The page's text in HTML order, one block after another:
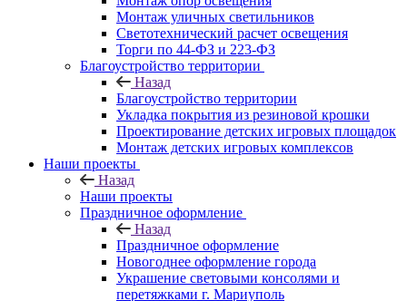
Монтаж уличных светильников
Светотехнический расчет освещения
Торги по 44-ФЗ и 223-ФЗ
Благоустройство территории
Назад
Благоустройство территории
Укладка покрытия из резиновой крошки
Проектирование детских игровых площадок
Монтаж детских игровых комплексов
Наши проекты
Назад
Наши проекты
Праздничное оформление
Назад
Праздничное оформление
Новогоднее оформление города
Украшение световыми консолями и
перетяжками г. Мариуполь